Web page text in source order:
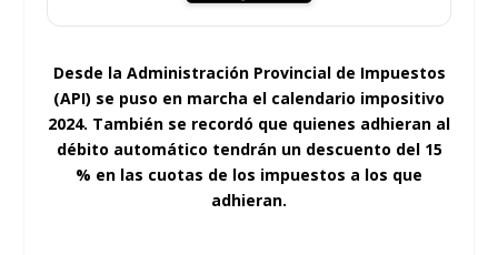
Desde la Administración Provincial de Impuestos
(API) se puso en marcha el calendario impositivo
2024. También se recordó que quienes adhieran al
débito automático tendrán un descuento del 15
% en las cuotas de los impuestos a los que
adhieran.